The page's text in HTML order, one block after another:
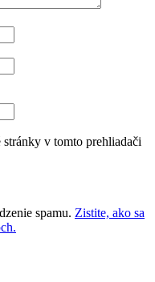
v tomto prehliadači
spamu. Zistite, ako sa